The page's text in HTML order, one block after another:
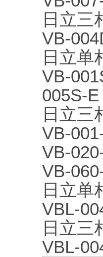
日立三
VB-
日立单
VB-
005S-
日立三
VB-
VB-
VB-
日立单
VBL-
日立三
VBL-